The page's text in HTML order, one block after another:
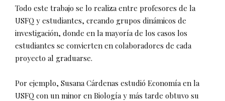
Todo este trabajo se lo realiza entre profesores de la
USFQ y estudiantes, creando grupos dinámicos de
investigación, donde en la mayoría de los casos los
estudiantes se convierten en colaboradores de cada
proyecto al graduarse.
Por ejemplo, Susana Cárdenas estudió Economía en la
USFQ con un minor en Biología y más tarde obtuvo su